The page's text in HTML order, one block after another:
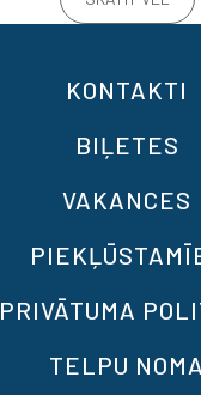
KONTAKTI
BIĻETES
VAKANCES
PRIVĀTUMA
TELPU NOMA